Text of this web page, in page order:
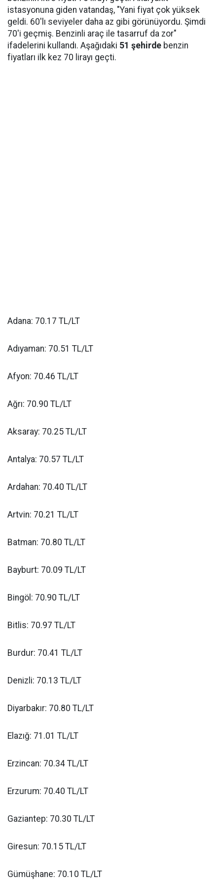
istasyonuna giden vatandaş, "Yani fiyat çok yüksek
geldi. 60'lı seviyeler daha az gibi görünüyordu. Şimdi
70'i geçmiş. Benzinli araç ile tasarruf da zor"
ifadelerini kullandı. Aşağıdaki 51 şehirde benzin
fiyatları ilk kez 70 lirayı geçti.
Adana: 70.17 TL/LT
Adıyaman: 70.51 TL/LT
Afyon: 70.46 TL/LT
Ağrı: 70.90 TL/LT
Aksaray: 70.25 TL/LT
Antalya: 70.57 TL/LT
Ardahan: 70.40 TL/LT
Artvin: 70.21 TL/LT
Batman: 70.80 TL/LT
Bayburt: 70.09 TL/LT
Bingöl: 70.90 TL/LT
Bitlis: 70.97 TL/LT
Burdur: 70.41 TL/LT
Denizli: 70.13 TL/LT
Diyarbakır: 70.80 TL/LT
Elazığ: 71.01 TL/LT
Erzincan: 70.34 TL/LT
Erzurum: 70.40 TL/LT
Gaziantep: 70.30 TL/LT
Giresun: 70.15 TL/LT
Gümüşhane: 70.10 TL/LT